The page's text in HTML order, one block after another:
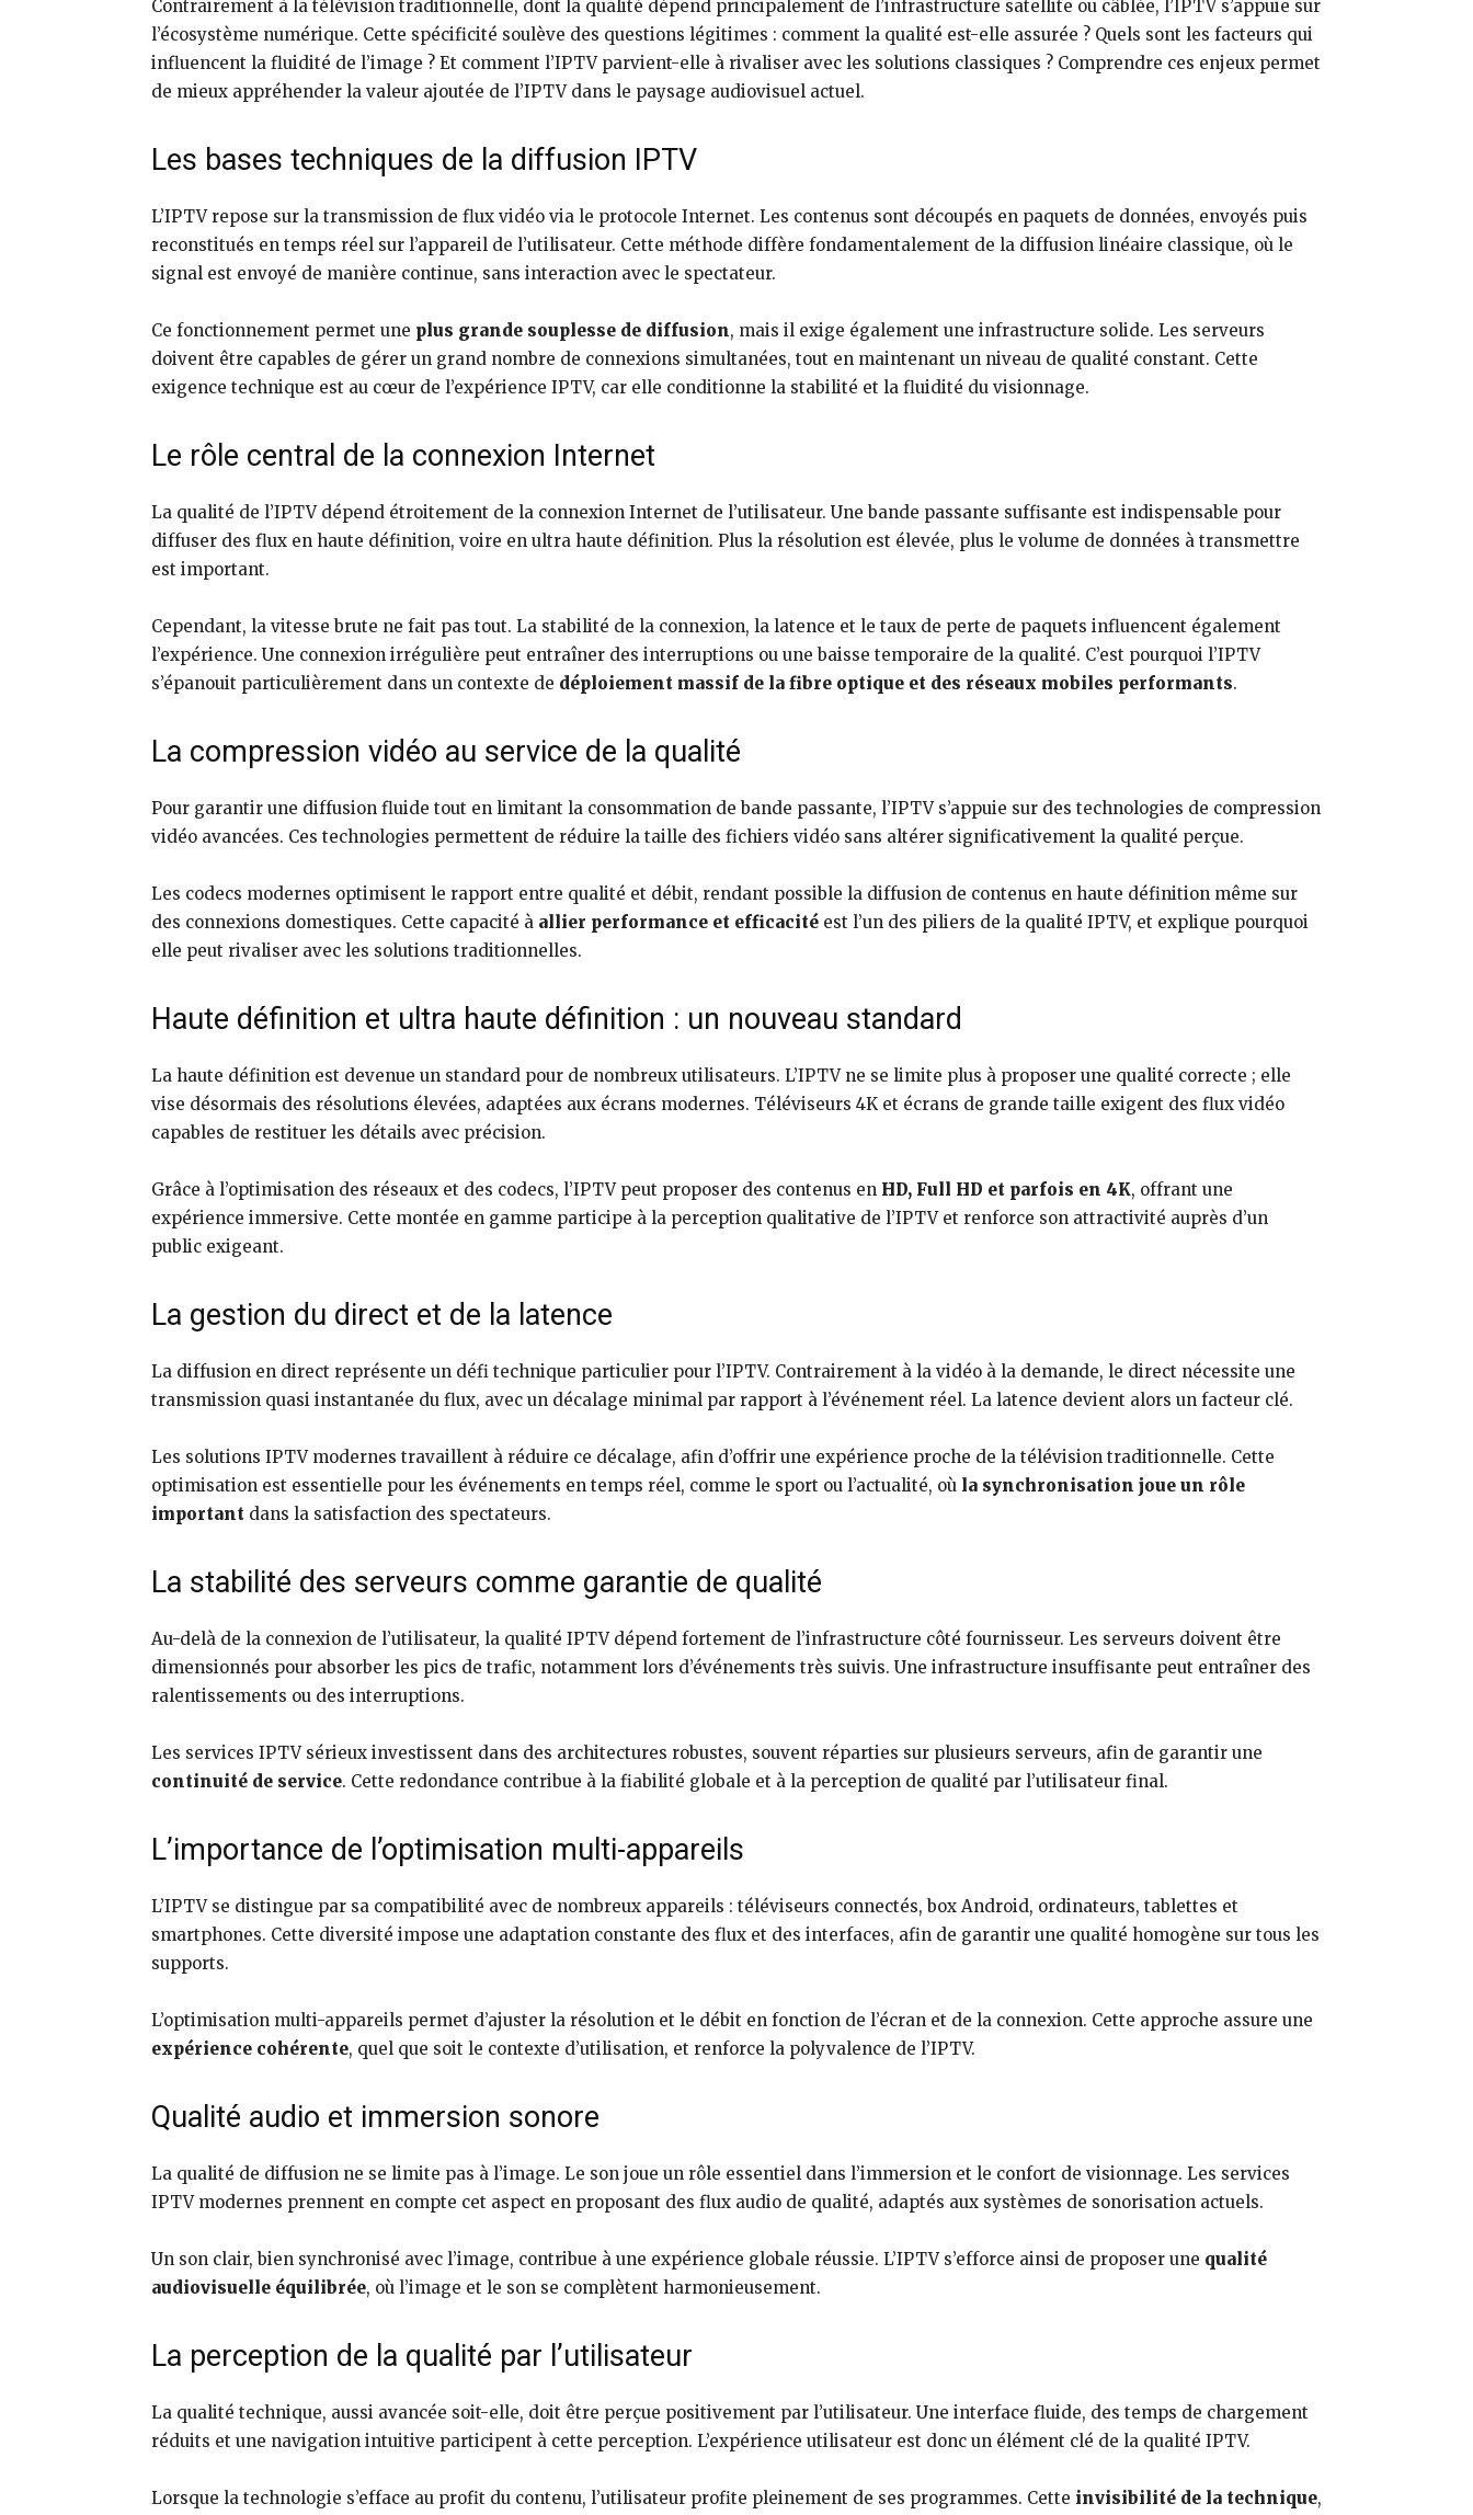
Contrairement à la télévision traditionnelle, dont la qualité dépend principalement de l’infrastructure satellite ou câblée, l’IPTV s’appuie sur
l’écosystème numérique. Cette spécificité soulève des questions légitimes : comment la qualité est-elle assurée ? Quels sont les facteurs qui
influencent la fluidité de l’image ? Et comment l’IPTV parvient-elle à rivaliser avec les solutions classiques ? Comprendre ces enjeux permet
de mieux appréhender la valeur ajoutée de l’IPTV dans le paysage audiovisuel actuel.
Les bases techniques de la diffusion IPTV
L’IPTV repose sur la transmission de flux vidéo via le protocole Internet. Les contenus sont découpés en paquets de données, envoyés puis
reconstitués en temps réel sur l’appareil de l’utilisateur. Cette méthode diffère fondamentalement de la diffusion linéaire classique, où le
signal est envoyé de manière continue, sans interaction avec le spectateur.
Ce fonctionnement permet une plus grande souplesse de diffusion, mais il exige également une infrastructure solide. Les serveurs
doivent être capables de gérer un grand nombre de connexions simultanées, tout en maintenant un niveau de qualité constant. Cette
exigence technique est au cœur de l’expérience IPTV, car elle conditionne la stabilité et la fluidité du visionnage.
Le rôle central de la connexion Internet
La qualité de l’IPTV dépend étroitement de la connexion Internet de l’utilisateur. Une bande passante suffisante est indispensable pour
diffuser des flux en haute définition, voire en ultra haute définition. Plus la résolution est élevée, plus le volume de données à transmettre
est important.
Cependant, la vitesse brute ne fait pas tout. La stabilité de la connexion, la latence et le taux de perte de paquets influencent également
l’expérience. Une connexion irrégulière peut entraîner des interruptions ou une baisse temporaire de la qualité. C’est pourquoi l’IPTV
s’épanouit particulièrement dans un contexte de déploiement massif de la fibre optique et des réseaux mobiles performants.
La compression vidéo au service de la qualité
Pour garantir une diffusion fluide tout en limitant la consommation de bande passante, l’IPTV s’appuie sur des technologies de compression
vidéo avancées. Ces technologies permettent de réduire la taille des fichiers vidéo sans altérer significativement la qualité perçue.
Les codecs modernes optimisent le rapport entre qualité et débit, rendant possible la diffusion de contenus en haute définition même sur
des connexions domestiques. Cette capacité à allier performance et efficacité est l’un des piliers de la qualité IPTV, et explique pourquoi
elle peut rivaliser avec les solutions traditionnelles.
Haute définition et ultra haute définition : un nouveau standard
La haute définition est devenue un standard pour de nombreux utilisateurs. L’IPTV ne se limite plus à proposer une qualité correcte ; elle
vise désormais des résolutions élevées, adaptées aux écrans modernes. Téléviseurs 4K et écrans de grande taille exigent des flux vidéo
capables de restituer les détails avec précision.
Grâce à l’optimisation des réseaux et des codecs, l’IPTV peut proposer des contenus en HD, Full HD et parfois en 4K, offrant une
expérience immersive. Cette montée en gamme participe à la perception qualitative de l’IPTV et renforce son attractivité auprès d’un
public exigeant.
La gestion du direct et de la latence
La diffusion en direct représente un défi technique particulier pour l’IPTV. Contrairement à la vidéo à la demande, le direct nécessite une
transmission quasi instantanée du flux, avec un décalage minimal par rapport à l’événement réel. La latence devient alors un facteur clé.
Les solutions IPTV modernes travaillent à réduire ce décalage, afin d’offrir une expérience proche de la télévision traditionnelle. Cette
optimisation est essentielle pour les événements en temps réel, comme le sport ou l’actualité, où la synchronisation joue un rôle
important dans la satisfaction des spectateurs.
La stabilité des serveurs comme garantie de qualité
Au-delà de la connexion de l’utilisateur, la qualité IPTV dépend fortement de l’infrastructure côté fournisseur. Les serveurs doivent être
dimensionnés pour absorber les pics de trafic, notamment lors d’événements très suivis. Une infrastructure insuffisante peut entraîner des
ralentissements ou des interruptions.
Les services IPTV sérieux investissent dans des architectures robustes, souvent réparties sur plusieurs serveurs, afin de garantir une
continuité de service. Cette redondance contribue à la fiabilité globale et à la perception de qualité par l’utilisateur final.
L’importance de l’optimisation multi-appareils
L’IPTV se distingue par sa compatibilité avec de nombreux appareils : téléviseurs connectés, box Android, ordinateurs, tablettes et
smartphones. Cette diversité impose une adaptation constante des flux et des interfaces, afin de garantir une qualité homogène sur tous les
supports.
L’optimisation multi-appareils permet d’ajuster la résolution et le débit en fonction de l’écran et de la connexion. Cette approche assure une
expérience cohérente, quel que soit le contexte d’utilisation, et renforce la polyvalence de l’IPTV.
Qualité audio et immersion sonore
La qualité de diffusion ne se limite pas à l’image. Le son joue un rôle essentiel dans l’immersion et le confort de visionnage. Les services
IPTV modernes prennent en compte cet aspect en proposant des flux audio de qualité, adaptés aux systèmes de sonorisation actuels.
Un son clair, bien synchronisé avec l’image, contribue à une expérience globale réussie. L’IPTV s’efforce ainsi de proposer une qualité
audiovisuelle équilibrée, où l’image et le son se complètent harmonieusement.
La perception de la qualité par l’utilisateur
La qualité technique, aussi avancée soit-elle, doit être perçue positivement par l’utilisateur. Une interface fluide, des temps de chargement
réduits et une navigation intuitive participent à cette perception. L’expérience utilisateur est donc un élément clé de la qualité IPTV.
Lorsque la technologie s’efface au profit du contenu, l’utilisateur profite pleinement de ses programmes. Cette invisibilité de la technique,